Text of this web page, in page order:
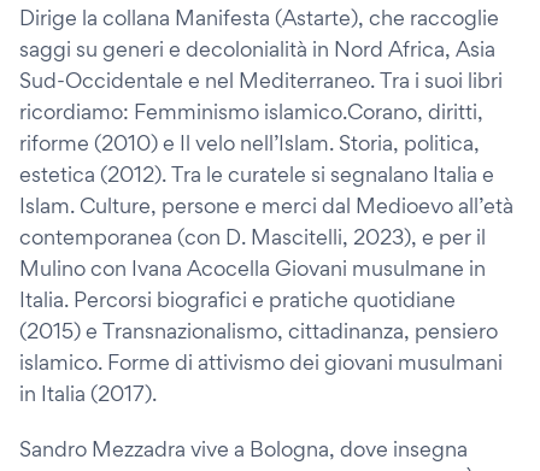
Dirige la collana Manifesta (Astarte), che raccoglie
saggi su generi e decolonialità in Nord Africa, Asia
Sud-Occidentale e nel Mediterraneo. Tra i suoi libri
ricordiamo: Femminismo islamico.Corano, diritti,
riforme (2010) e Il velo nell’Islam. Storia, politica,
estetica (2012). Tra le curatele si segnalano Italia e
Islam. Culture, persone e merci dal Medioevo all’età
contemporanea (con D. Mascitelli, 2023), e per il
Mulino con Ivana Acocella Giovani musulmane in
Italia. Percorsi biografici e pratiche quotidiane
(2015) e Transnazionalismo, cittadinanza, pensiero
islamico. Forme di attivismo dei giovani musulmani
in Italia (2017).
Sandro Mezzadra vive a Bologna, dove insegna